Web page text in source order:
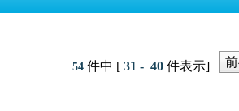
54 件中 [ 31 - 40 件表示]